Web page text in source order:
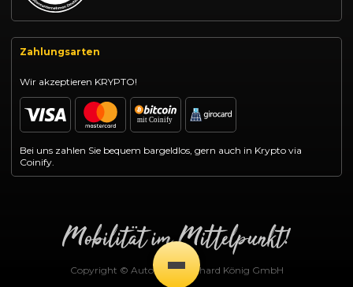
Zahlungsarten
Wir akzeptieren KRYPTO!
Bei uns zahlen Sie bequem bargeldlos, gern auch in Krypto via
Coinify.
Copyright © Autohaus Gotthard König GmbH